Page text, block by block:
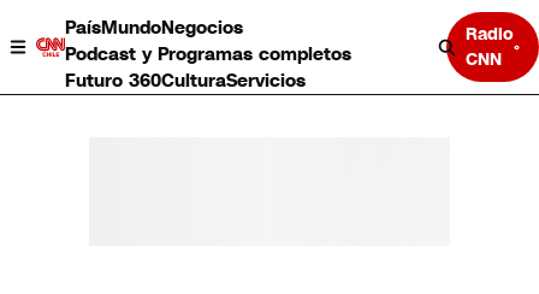
PaísMundoNegocios
Podcast y Programas completos
Futuro 360CulturaServicios
Radio
CNN